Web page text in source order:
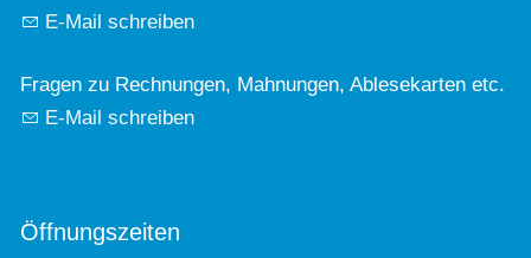
E-Mail schreiben
Fragen zu Rechnungen, Mahnungen, Ablesekarten etc.
E-Mail schreiben
Öffnungszeiten